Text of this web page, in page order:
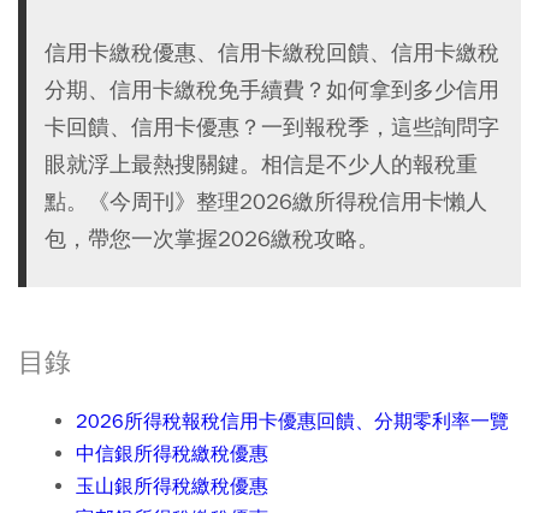
信用卡繳稅優惠、信用卡繳稅回饋、信用卡繳稅
分期、信用卡繳稅免手續費？如何拿到多少信用
卡回饋、信用卡優惠？一到報稅季，這些詢問字
眼就浮上最熱搜關鍵。相信是不少人的報稅重
點。《今周刊》整理2026繳所得稅信用卡懶人
包，帶您一次掌握2026繳稅攻略。
目錄
2026所得稅報稅信用卡優惠回饋、分期零利率一覽
中信銀所得稅繳稅優惠
玉山銀所得稅繳稅優惠